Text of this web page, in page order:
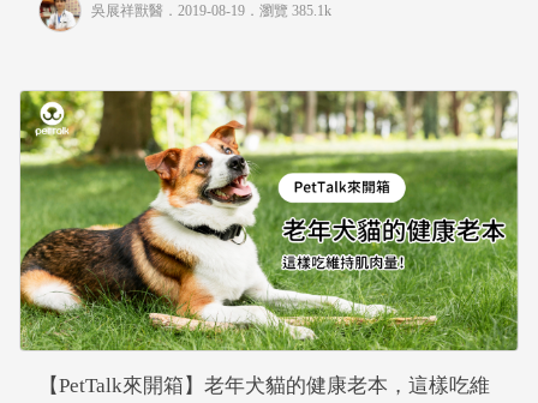
吳展祥獸醫 ．2019-08-19． 瀏覽 385.1k
【PetTalk來開箱】老年犬貓的健康老本，這樣吃維